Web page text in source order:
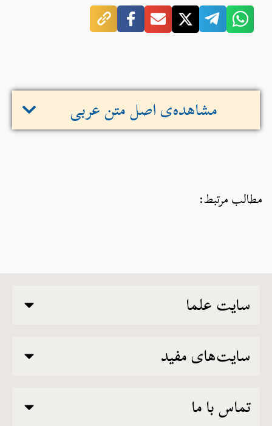
مشاهده‌ی اصل متن عربی
مطالب مرتبط:
سایت علما
سایت‌های مفید
تماس با ما